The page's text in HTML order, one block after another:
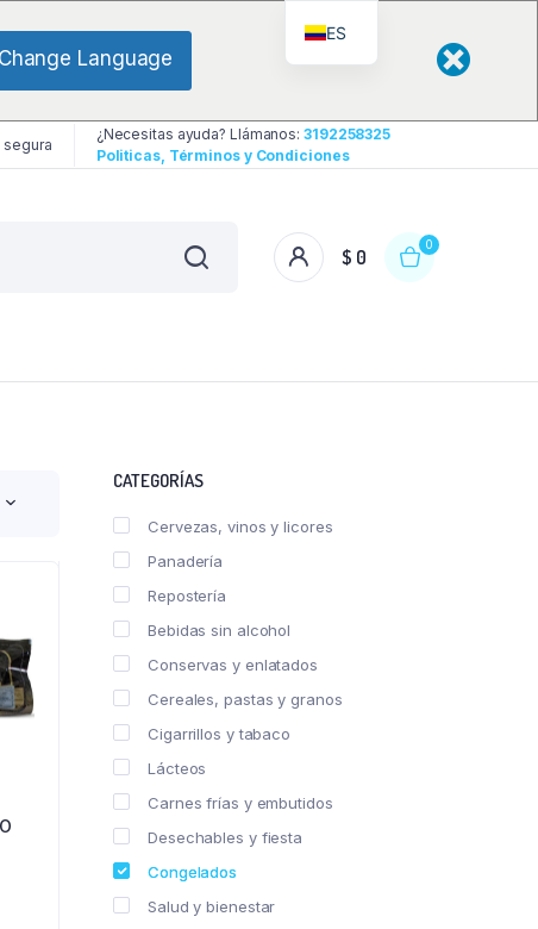
Change Language
segura
¿Necesitas ayuda? Llámanos: 3192258325
Politicas, Términos y Condiciones
$ 0
0
CATEGORÍAS
Cervezas, vinos y licores
Panadería
Repostería
Bebidas sin alcohol
Conservas y enlatados
Cereales, pastas y granos
Cigarrillos y tabaco
Lácteos
Carnes frías y embutidos
Desechables y fiesta
Congelados
Salud y bienestar
ES